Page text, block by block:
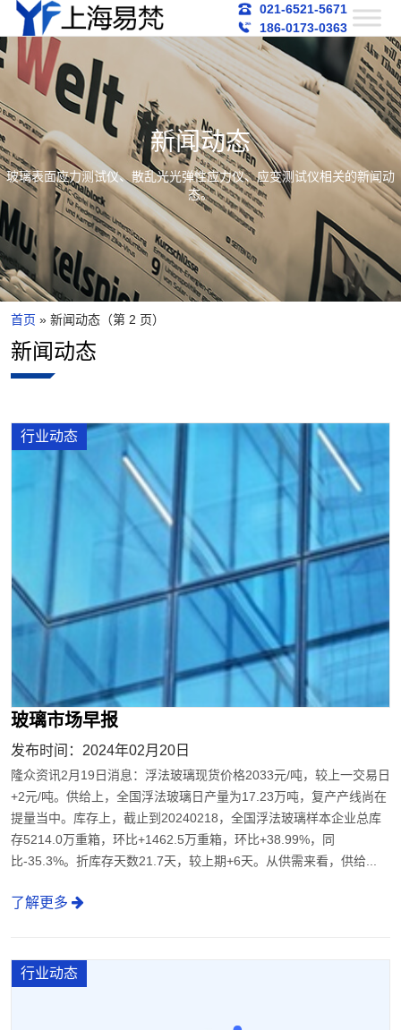
021-6521-5671
186-0173-0363
新闻动态
玻璃表面应力测试仪、散乱光光弹性应力仪、应变测试仪相关的新闻动
态。
首页 » 新闻动态 （第 2 页）
新闻动态
行业动态
玻璃市场早报
发布时间：2024年02月20日
隆众资讯2月19日消息：浮法玻璃现货价格2033元/吨，较上一交易日
+2元/吨。供给上，全国浮法玻璃日产量为17.23万吨，复产产线尚在
提量当中。库存上，截止到20240218，全国浮法玻璃样本企业总库
存5214.0万重箱，环比+1462.5万重箱，环比+38.99%，同
比-35.3%。折库存天数21.7天，较上期+6天。从供需来看，供给...
了解更多
行业动态